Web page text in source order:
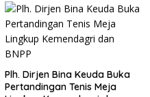
Plh. Dirjen Bina Keuda Buka
Pertandingan Tenis Meja